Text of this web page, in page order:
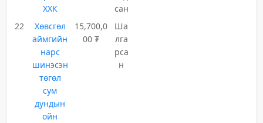
ХХК
сан
22
Хөвсгөл
аймгийн
нарс
шинэсэн
төгөл
сум
дундын
ойн
15,700,0
00 ₮
Ша
лга
рса
н